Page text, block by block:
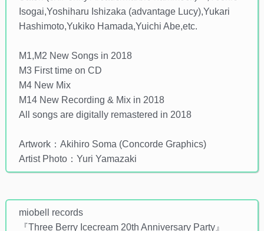
Isogai,Yoshiharu Ishizaka (advantage Lucy),Yukari
Hashimoto,Yukiko Hamada,Yuichi Abe,etc.
M1,M2 New Songs in 2018
M3 First time on CD
M4 New Mix
M14 New Recording & Mix in 2018
All songs are digitally remastered in 2018
Artwork：Akihiro Soma (Concorde Graphics)
Artist Photo：Yuri Yamazaki
miobell records
『Three Berry Icecream 20th Anniversary Party』